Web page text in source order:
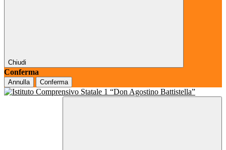
Chiudi
Conferma
Annulla Conferma